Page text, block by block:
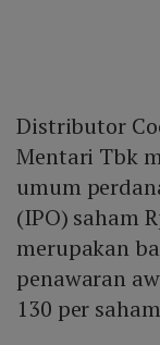
Distributor
Mentari Tbk
umum
(IPO) saham
merupakan
penawaran
130 per